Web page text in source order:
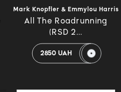
Mark Knopfler & Emmylou Harris
All The Roadrunning
(RSD 2...
2850 UAH